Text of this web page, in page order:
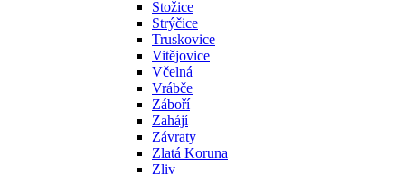
Stožice
Strýčice
Truskovice
Vitějovice
Včelná
Vrábče
Záboří
Zahájí
Závraty
Zlatá Koruna
Zliv